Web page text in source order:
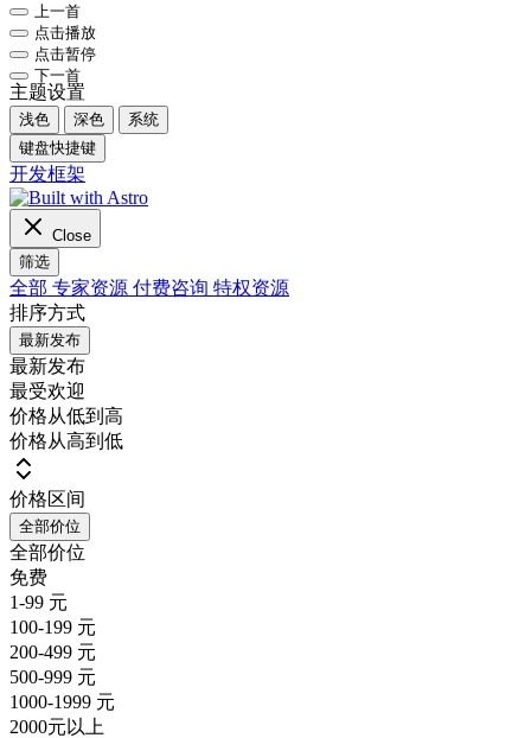
上一首
点击播放
点击暂停
下一首
主题设置
浅色 深色
系统
键盘快捷键
开发框架
Close
筛选
全部 专家资源 付费咨询 特权资源
排序方式
最新发布
最新发布
最受欢迎
价格从低到高
价格从高到低
价格区间
全部价位
全部价位
免费
1-99 元
100-199 元
200-499 元
500-999 元
1000-1999 元
2000元以上